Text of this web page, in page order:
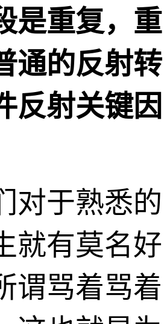
是重复，重
通的反射转
反射关键因
对于熟悉的
就有莫名好
谓骂着骂着